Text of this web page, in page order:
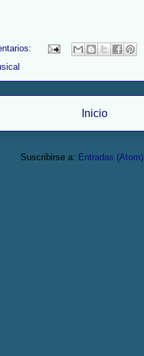
Inicio
Suscribirse a: Entradas (Atom)